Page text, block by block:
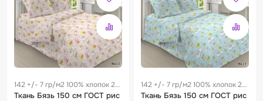
142 +/- 7 гр/м2 100% хлопок 28
см
Ткань Бязь 150 см ГОСТ рис
142 +/- 7 гр/м2 100% хлопок 28
см
Ткань Бязь 150 см ГОСТ рис